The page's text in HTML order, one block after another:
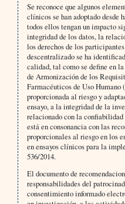
Se reconoce que algunos
clínicos se han adoptado desde
todos ellos tengan un impacto
integridad de los datos, la
los derechos de los
descentralizado se ha
calidad, tal como se define en
de Armonización de los
Farmacéuticos de Uso Humano
proporcionada al riesgo y
ensayo, a la integridad de la
relacionado con la confiabilidad
está en consonancia con las
proporcionales al riesgo en los
en ensayos clínicos para la
536/2014.
El documento de
responsabilidades del
consentimiento informado